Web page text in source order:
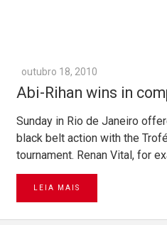
outubro 18, 2010
Abi-Rihan wins in
Sunday in Rio de Janeiro
black belt action with the
tournament. Renan Vital, for
LEIA MAIS